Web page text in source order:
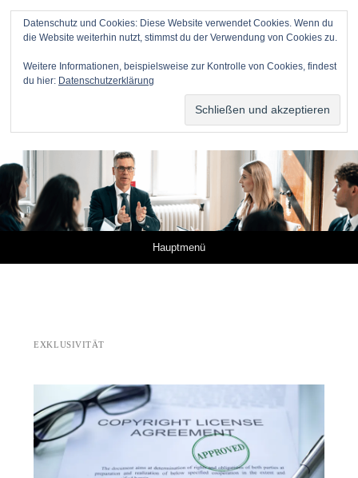
Anwälte für Online-Unternehmer
DR. METZNER RECHTSANWÄLTE – KANZLEI FÜR IP,
IT UND MEDIEN
Hauptmenü
EXKLUSIVITÄT
Datenschutz und Cookies: Diese Website verwendet Cookies. Wenn du
die Website weiterhin nutzt, stimmst du der Verwendung von Cookies zu.
Weitere Informationen, beispielsweise zur Kontrolle von Cookies, findest
du hier: Datenschutzerklärung